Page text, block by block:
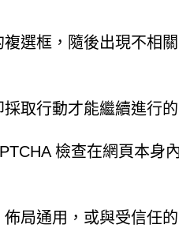
選框，隨後出現不相
採取行動才能繼續進行
檢查在網頁本
佈局通用，或與受信任